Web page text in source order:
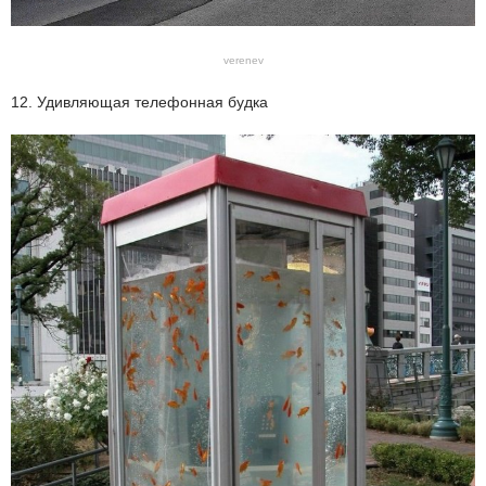
verenev
12. Удивляющая телефонная будка